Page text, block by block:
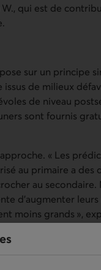
qui est de
sur un principe
de milieux
de niveau
sont fournis
« Les
au primaire a des
au
d’augmenter
moins grands »,
38 écoles, et il
La Fondation
années.